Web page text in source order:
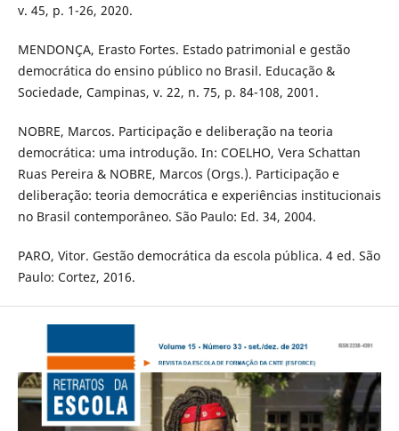
v. 45, p. 1-26, 2020.
MENDONÇA, Erasto Fortes. Estado patrimonial e gestão
democrática do ensino público no Brasil. Educação &
Sociedade, Campinas, v. 22, n. 75, p. 84-108, 2001.
NOBRE, Marcos. Participação e deliberação na teoria
democrática: uma introdução. In: COELHO, Vera Schattan
Ruas Pereira & NOBRE, Marcos (Orgs.). Participação e
deliberação: teoria democrática e experiências institucionais
no Brasil contemporâneo. São Paulo: Ed. 34, 2004.
PARO, Vitor. Gestão democrática da escola pública. 4 ed. São
Paulo: Cortez, 2016.